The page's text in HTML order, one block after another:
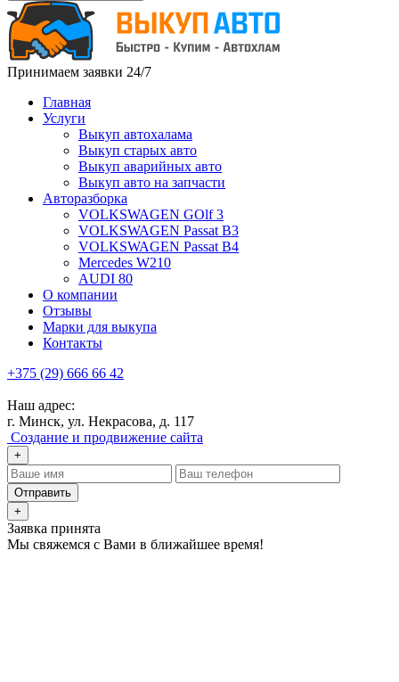
Принимаем заявки 24/7
Главная
Услуги
Выкуп автохалама
Выкуп старых авто
Выкуп аварийных авто
Выкуп авто на запчасти
Авторазборка
VOLKSWAGEN GOlf 3
VOLKSWAGEN Passat B3
VOLKSWAGEN Passat B4
Mercedes W210
AUDI 80
О компании
Отзывы
Марки для выкупа
Контакты
+375 (29) 666 66 42
Наш адрес:
г. Минск, ул. Некрасова, д. 117
Создание и продвижение сайта
+
Отправить
+
Заявка принята
Мы свяжемся с Вами в ближайшее время!